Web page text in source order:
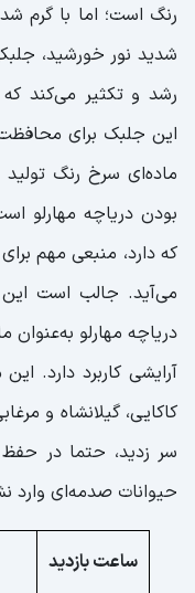
رنگ است؛ اما با گرم
شدید نور خورشید،
رشد و تکثیر می‌کند
این جلبک برای
ماده‌ای سرخ رنگ
بودن دریاچه مهارلو
که دارد، منبعی مهم
می‌آید. جالب است این
دریاچه مهارلو به‌عنوان
آرایشی کاربرد دارد.
کاکایی، گیلانشاه و
سر زدید، حتما در
حیوانات صدمه‌ای وارد
ساعت بازدید